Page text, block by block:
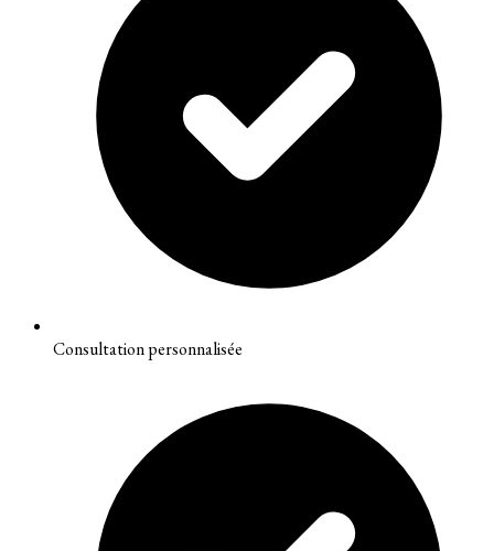
Consultation personnalisée